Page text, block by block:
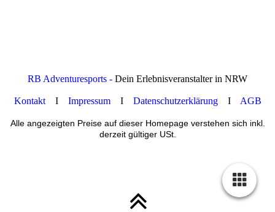
RB Adventuresports - Dein Erlebnisveranstalter in NRW
KontaktI ImpressumI DatenschutzerklärungI AGB
Alle angezeigten Preise auf dieser Homepage verstehen sich inkl.
derzeit gültiger USt.